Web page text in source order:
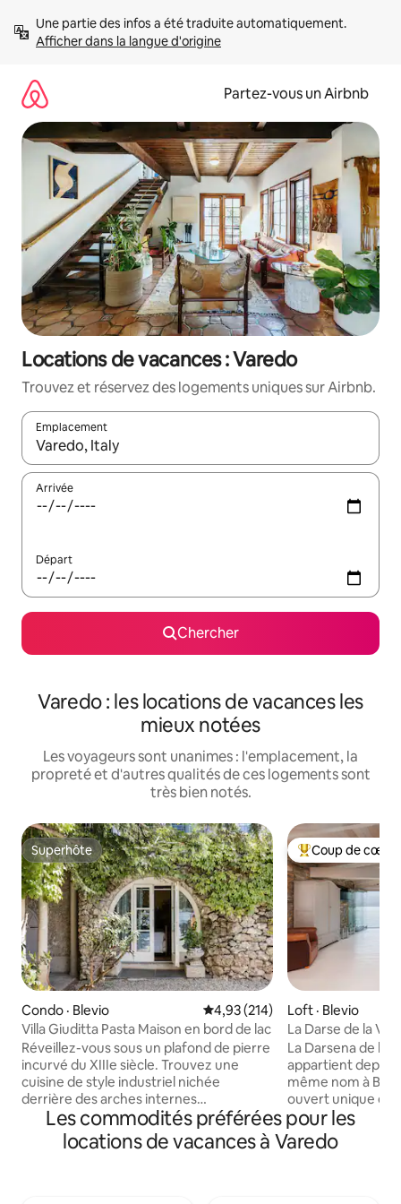
directement
Afficher dans la langue d'origine
Partez-vous un Airbnb
Locations de vacances : Varedo
Trouvez et réservez des logements uniques sur Airbnb.
Emplacement
Quand les résultats sont affichés, parcourez-les en utilisant
Arrivée
Départ
Chercher
Varedo : les locations de vacances les
mieux notées
Les voyageurs sont unanimes : l'emplacement, la
propreté et d'autres qualités de ces logements sont
très bien notés.
Superhôte
Superhôte
Condo · Blevio Note moyenne de 4,93 sur 5,
4,93 (214)
Villa Giuditta Pasta Maison en bord de lac
Réveillez-vous sous un plafond de pierre
incurvé du XIIIe siècle. Trouvez une
cuisine de style industriel nichée
derrière des arches internes
tentaculaires. Buvez dans une vue
magnifique sur le lac et la montagne
depuis un hamac ombragé. Entrez
Coup de cœur
Coup de cœur
Loft · Blevio
La Darse de la
La Darsena de la
appartient depuis
même nom à
ouvert unique en
pierre ancienne,
donne sur un
caractérisé par
Les commodités préférées pour les
locations de vacances à Varedo